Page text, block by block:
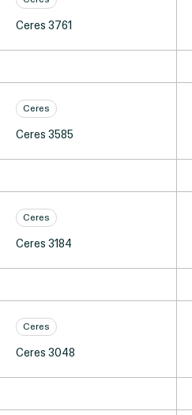
Ceres 3761
Ceres
Ceres 3585
Ceres
Ceres 3184
Ceres
Ceres 3048